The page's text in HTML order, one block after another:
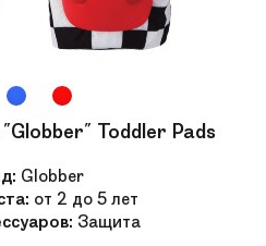
Toddler Pads
Globber
от 2 до 5 лет
Защита